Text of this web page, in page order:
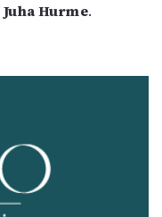
Juha Hurme.